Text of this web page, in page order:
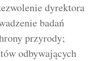
dyrektora
badań
przyrody;
odbywających